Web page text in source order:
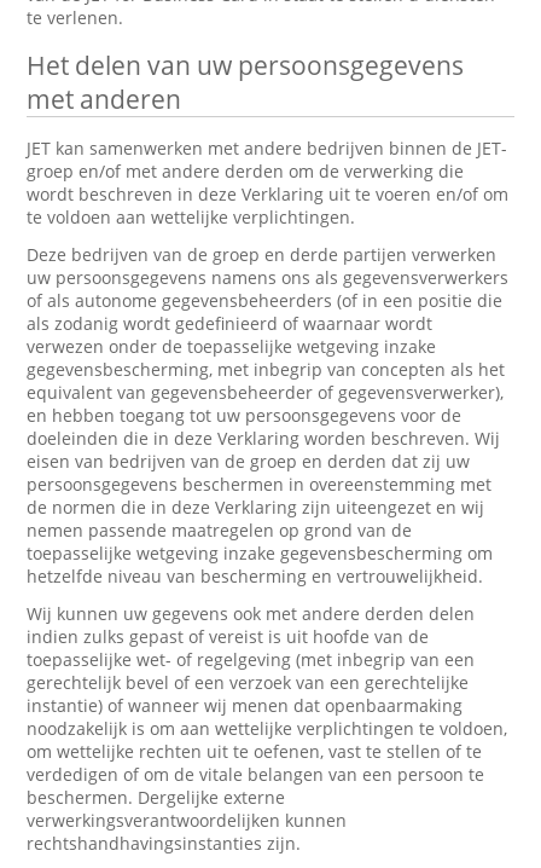
te verlenen.
Het delen van uw persoonsgegevens
met anderen
JET kan samenwerken met andere bedrijven binnen de JET-
groep en/of met andere derden om de verwerking die
wordt beschreven in deze Verklaring uit te voeren en/of om
te voldoen aan wettelijke verplichtingen.
Deze bedrijven van de groep en derde partijen verwerken
uw persoonsgegevens namens ons als gegevensverwerkers
of als autonome gegevensbeheerders (of in een positie die
als zodanig wordt gedefinieerd of waarnaar wordt
verwezen onder de toepasselijke wetgeving inzake
gegevensbescherming, met inbegrip van concepten als het
equivalent van gegevensbeheerder of gegevensverwerker),
en hebben toegang tot uw persoonsgegevens voor de
doeleinden die in deze Verklaring worden beschreven. Wij
eisen van bedrijven van de groep en derden dat zij uw
persoonsgegevens beschermen in overeenstemming met
de normen die in deze Verklaring zijn uiteengezet en wij
nemen passende maatregelen op grond van de
toepasselijke wetgeving inzake gegevensbescherming om
hetzelfde niveau van bescherming en vertrouwelijkheid.
Wij kunnen uw gegevens ook met andere derden delen
indien zulks gepast of vereist is uit hoofde van de
toepasselijke wet- of regelgeving (met inbegrip van een
gerechtelijk bevel of een verzoek van een gerechtelijke
instantie) of wanneer wij menen dat openbaarmaking
noodzakelijk is om aan wettelijke verplichtingen te voldoen,
om wettelijke rechten uit te oefenen, vast te stellen of te
verdedigen of om de vitale belangen van een persoon te
beschermen. Dergelijke externe
verwerkingsverantwoordelijken kunnen
rechtshandhavingsinstanties zijn.